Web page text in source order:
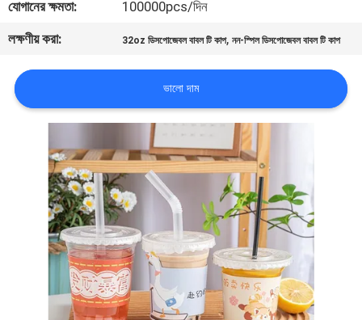
খবর
কেস
PRIVACY
POLICY
যোগানের ক্ষমতা:
100000pcs/দিন
লক্ষণীয় করা:
32oz ডিসপোজেবল বাবল টি কাপ,নন-স্পিল ডিসপোজেবল বাবল টি কাপ
ভালো দাম